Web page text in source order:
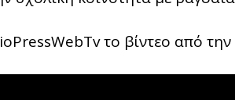
το βίντεο από την